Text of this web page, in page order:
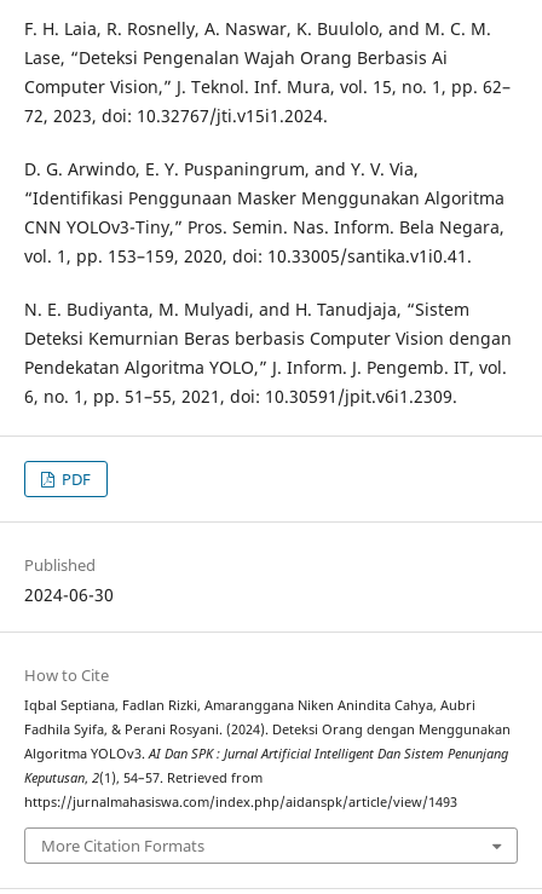
F. H. Laia, R. Rosnelly, A. Naswar, K. Buulolo, and M. C. M.
Lase, “Deteksi Pengenalan Wajah Orang Berbasis Ai
Computer Vision,” J. Teknol. Inf. Mura, vol. 15, no. 1, pp. 62–
72, 2023, doi: 10.32767/jti.v15i1.2024.
D. G. Arwindo, E. Y. Puspaningrum, and Y. V. Via,
“Identifikasi Penggunaan Masker Menggunakan Algoritma
CNN YOLOv3-Tiny,” Pros. Semin. Nas. Inform. Bela Negara,
vol. 1, pp. 153–159, 2020, doi: 10.33005/santika.v1i0.41.
N. E. Budiyanta, M. Mulyadi, and H. Tanudjaja, “Sistem
Deteksi Kemurnian Beras berbasis Computer Vision dengan
Pendekatan Algoritma YOLO,” J. Inform. J. Pengemb. IT, vol.
6, no. 1, pp. 51–55, 2021, doi: 10.30591/jpit.v6i1.2309.
PDF
Published
2024-06-30
How to Cite
Iqbal Septiana, Fadlan Rizki, Amaranggana Niken Anindita Cahya, Aubri
Fadhila Syifa, & Perani Rosyani. (2024). Deteksi Orang dengan Menggunakan
Algoritma YOLOv3.AI Dan SPK : Jurnal Artificial Intelligent Dan Sistem Penunjang
Keputusan, 2(1), 54–57. Retrieved from
https://jurnalmahasiswa.com/index.php/aidanspk/article/view/1493
More Citation Formats